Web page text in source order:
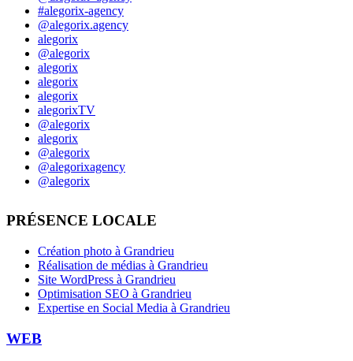
#alegorix-agency
@alegorix.agency
alegorix
@alegorix
alegorix
alegorix
alegorix
alegorixTV
@alegorix
alegorix
@alegorix
@alegorixagency
@alegorix
PRÉSENCE LOCALE
Création photo à Grandrieu
Réalisation de médias à Grandrieu
Site WordPress à Grandrieu
Optimisation SEO à Grandrieu
Expertise en Social Media à Grandrieu
WEB